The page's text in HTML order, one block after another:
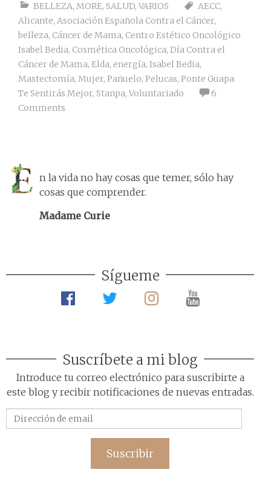
BELLEZA, MORE, SALUD, VARIOS AECC,
Alicante, Asociación Española Contra el Cáncer,
belleza, Cáncer de Mama, Centro Estético Oncológico
Isabel Bedia, Cosmética Oncológica, Día Contra el
Cáncer de Mama, Elda, energía, Isabel Bedia,
Mastectomía, Mujer, Pañuelo, Pelucas, Ponte Guapa
Te Sentirás Mejor, Stanpa, Voluntariado
6
Comments
n la vida no hay cosas que temer, sólo hay
cosas que comprender.
Madame Curie
Sígueme
Suscríbete a mi blog
Introduce tu correo electrónico para suscribirte a
este blog y recibir notificaciones de nuevas entradas.
de
Suscribir